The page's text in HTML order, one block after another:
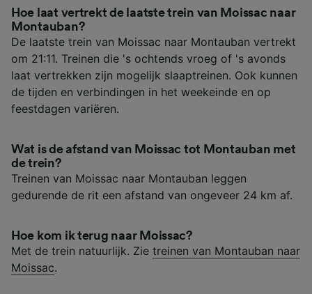
Hoe laat vertrekt de laatste trein van Moissac naar
Montauban?
De laatste trein van Moissac naar Montauban vertrekt
om 21:11. Treinen die 's ochtends vroeg of 's avonds
laat vertrekken zijn mogelijk slaaptreinen. Ook kunnen
de tijden en verbindingen in het weekeinde en op
feestdagen variëren.
Wat is de afstand van Moissac tot Montauban met
de trein?
Treinen van Moissac naar Montauban leggen
gedurende de rit een afstand van ongeveer 24 km af.
Hoe kom ik terug naar Moissac?
Met de trein natuurlijk. Zie treinen van Montauban naar
Moissac.